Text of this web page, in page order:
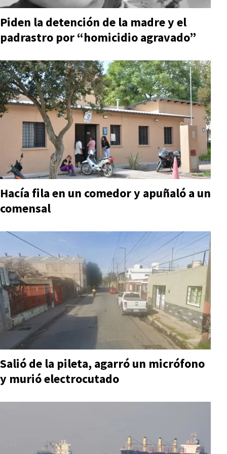
Piden la detención de la madre y el
padrastro por “homicidio agravado”
Hacía fila en un comedor y apuñaló a un
comensal
Salió de la pileta, agarró un micrófono
y murió electrocutado